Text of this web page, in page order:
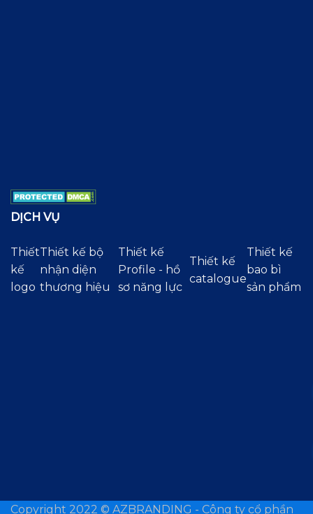
DỊCH VỤ
Thiết
kế
logo
Thiết kế bộ
nhận diện
thương hiệu
Thiết kế
Profile - hồ
sơ năng lực
Thiết kế
catalogue
Thiết kế
bao bì
sản phẩm
Copyright 2022 © AZBRANDING - Công ty cổ phần